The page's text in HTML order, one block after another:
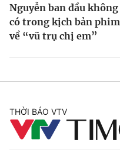
Nguyễn ban đầu không
có trong kịch bản phim
về “vũ trụ chị em”
THỜI BÁO VTV